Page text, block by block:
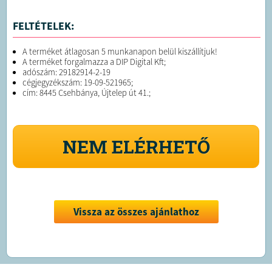
FELTÉTELEK:
A terméket átlagosan 5 munkanapon belül kiszállítjuk!
A terméket forgalmazza a DIP Digital Kft;
adószám: 29182914-2-19
cégjegyzékszám: 19-09-521965;
cím: 8445 Csehbánya, Újtelep út 41.;
NEM ELÉRHETŐ
Vissza az összes ajánlathoz